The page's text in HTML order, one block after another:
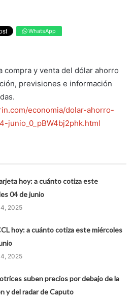
WhatsApp
compra y venta del dólar ahorro
previsiones e información
economia/dolar-ahorro-
junio_0_pBW4bj2phk.html
hoy: a cuánto cotiza este
04 de junio
2025
hoy: a cuánto cotiza este miércoles
2025
suben precios por debajo de la
y del radar de Caputo